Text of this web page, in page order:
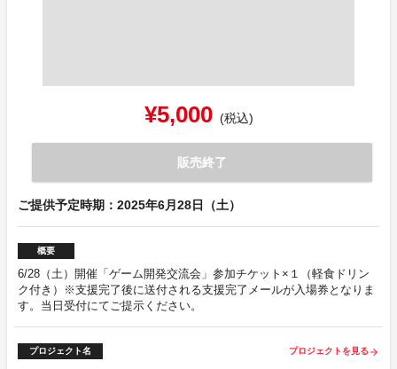
¥5,000 (税込)
販売終了
ご提供予定時期：2025年6月28日（土）
概要
6/28（土）開催「ゲーム開発交流会」参加チケット×１（軽食ドリン
ク付き）※支援完了後に送付される支援完了メールが入場券となりま
す。当日受付にてご提示ください。
プロジェクト名 プロジェクトを見る arrow_forward